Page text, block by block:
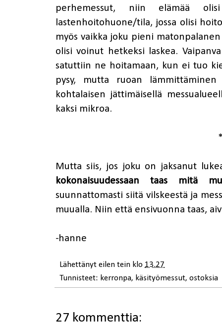
perhemessut, niin elämää
lastenhoitohuone/tila, jossa olisi
myös vaikka joku pieni
olisi voinut hetkeksi laskea.
satuttiin ne hoitamaan, kun ei tuo
pysy, mutta ruoan
kohtalaisen jättimäisellä
kaksi mikroa.
Mutta siis, jos joku on jaksanut
kokonaisuudessaan taas mitä
suunnattomasti siitä vilskeestä ja
muualla. Niin että ensivuonna taas,
-hanne
Lähettänyt eilen tein klo 13.27
Tunnisteet: kerronpa, käsityömessut, ostoksia
27 kommenttia: